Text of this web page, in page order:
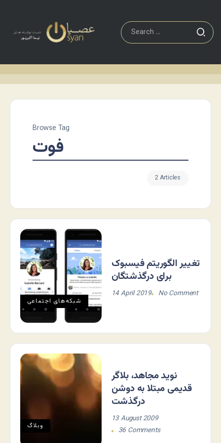
Browse Tag
فوت
2 Articles
شبکه‌های اجتماعی
تغییر الگوریتم فیسبوک
برای درگذشتگان
14 April 2019 No Comment
وبلاگ
نوید مجاهد، بلاگر
قدیمی مبتلا به دوشن
درگذشت
13 August 2009
36 Comments